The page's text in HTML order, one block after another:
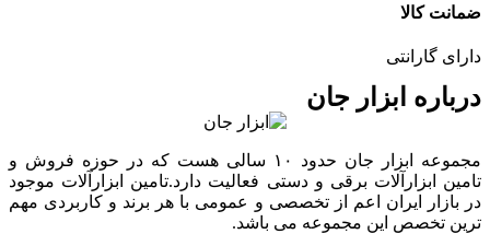
ضمانت کالا
دارای گارانتی
درباره ابزار جان
مجموعه ابزار جان حدود ۱۰ سالی هست که در حوزه فروش و
تامین ابزارآلات برقی و دستی فعالیت دارد.تامین ابزارآلات موجود
در بازار ایران اعم از تخصصی و عمومی با هر برند و کاربردی مهم
ترین تخصص این مجموعه می باشد.